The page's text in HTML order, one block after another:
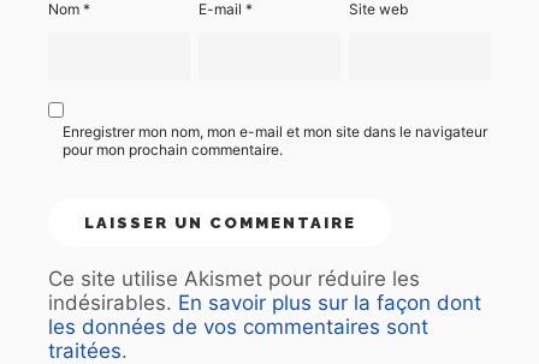
Nom * E-mail* Site web
Enregistrer mon nom, mon e-mail et mon site dans le navigateur
pour mon prochain commentaire.
Ce site utilise Akismet pour réduire les
indésirables. En savoir plus sur la façon dont
les données de vos commentaires sont
traitées.